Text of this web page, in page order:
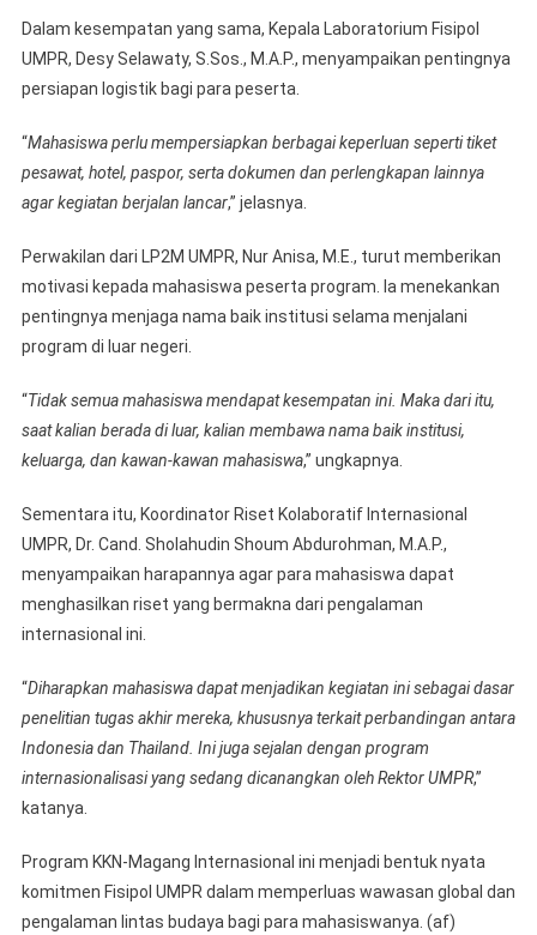
Dalam kesempatan yang sama, Kepala Laboratorium Fisipol
UMPR, Desy Selawaty, S.Sos., M.A.P., menyampaikan pentingnya
persiapan logistik bagi para peserta.
“Mahasiswa perlu mempersiapkan berbagai keperluan seperti tiket
pesawat, hotel, paspor, serta dokumen dan perlengkapan lainnya
agar kegiatan berjalan lancar,” jelasnya.
Perwakilan dari LP2M UMPR, Nur Anisa, M.E., turut memberikan
motivasi kepada mahasiswa peserta program. Ia menekankan
pentingnya menjaga nama baik institusi selama menjalani
program di luar negeri.
“Tidak semua mahasiswa mendapat kesempatan ini. Maka dari itu,
saat kalian berada di luar, kalian membawa nama baik institusi,
keluarga, dan kawan-kawan mahasiswa,” ungkapnya.
Sementara itu, Koordinator Riset Kolaboratif Internasional
UMPR, Dr. Cand. Sholahudin Shoum Abdurohman, M.A.P.,
menyampaikan harapannya agar para mahasiswa dapat
menghasilkan riset yang bermakna dari pengalaman
internasional ini.
“Diharapkan mahasiswa dapat menjadikan kegiatan ini sebagai dasar
penelitian tugas akhir mereka, khususnya terkait perbandingan antara
Indonesia dan Thailand. Ini juga sejalan dengan program
internasionalisasi yang sedang dicanangkan oleh Rektor UMPR,”
katanya.
Program KKN-Magang Internasional ini menjadi bentuk nyata
komitmen Fisipol UMPR dalam memperluas wawasan global dan
pengalaman lintas budaya bagi para mahasiswanya. (af)